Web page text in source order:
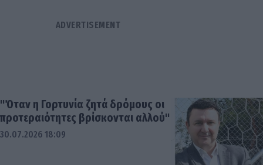
"Όταν η Γορτυνία ζητά δρόμους οι
προτεραιότητες βρίσκονται αλλού"
30.07.2026 18:09